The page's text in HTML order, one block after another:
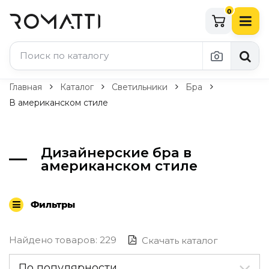
0
Каталог Romatti
Свет и освещение
Подвесные светильники
Настольные лампы
Технический свет
Уличное освещение
Главная Каталог Светильники
Бра
В американском стиле
Дизайнерские бра в
американском стиле
Фильтры
Найдено товаров: 229 Скачать каталог